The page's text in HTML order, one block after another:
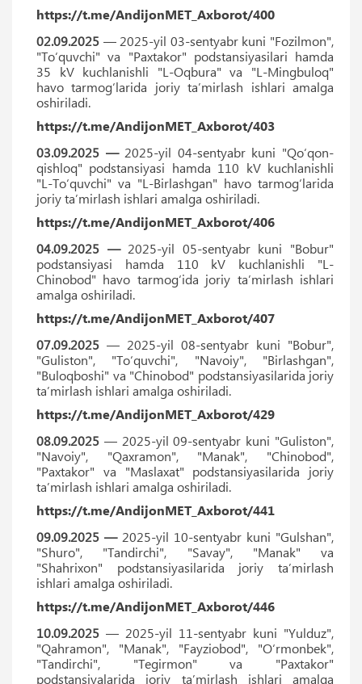
https://t.me/AndijonMET_Axborot/400
02.09.2025 — 2025-yil 03-sentyabr kuni "Fozilmon",
"Toʻquvchi" va "Paxtakor" podstansiyasilari hamda
35 kV kuchlanishli "L-Oqbura" va "L-Mingbuloq"
havo tarmogʻlarida joriy ta’mirlash ishlari amalga
oshiriladi.
https://t.me/AndijonMET_Axborot/403
03.09.2025 — 2025-yil 04-sentyabr kuni "Qoʻqon-
qishloq" podstansiyasi hamda 110 kV kuchlanishli
"L-Toʻquvchi" va "L-Birlashgan" havo tarmogʻlarida
joriy ta’mirlash ishlari amalga oshiriladi.
https://t.me/AndijonMET_Axborot/406
04.09.2025 — 2025-yil 05-sentyabr kuni "Bobur"
podstansiyasi hamda 110 kV kuchlanishli "L-
Chinobod" havo tarmogʻida joriy ta’mirlash ishlari
amalga oshiriladi.
https://t.me/AndijonMET_Axborot/407
07.09.2025 — 2025-yil 08-sentyabr kuni "Bobur",
"Guliston", "Toʻquvchi", "Navoiy", "Birlashgan",
"Buloqboshi" va "Chinobod" podstansiyasilarida joriy
ta’mirlash ishlari amalga oshiriladi.
https://t.me/AndijonMET_Axborot/429
08.09.2025 — 2025-yil 09-sentyabr kuni "Guliston",
"Navoiy", "Qaxramon", "Manak", "Chinobod",
"Paxtakor" va "Maslaxat" podstansiyasilarida joriy
ta’mirlash ishlari amalga oshiriladi.
https://t.me/AndijonMET_Axborot/441
09.09.2025 — 2025-yil 10-sentyabr kuni "Gulshan",
"Shuro", "Tandirchi", "Savay", "Manak" va
"Shahrixon" podstansiyasilarida joriy ta’mirlash
ishlari amalga oshiriladi.
https://t.me/AndijonMET_Axborot/446
10.09.2025 — 2025-yil 11-sentyabr kuni "Yulduz",
"Qahramon", "Manak", "Fayziobod", "Oʻrmonbek",
"Tandirchi", "Tegirmon" va "Paxtakor"
podstansiyalarida joriy ta’mirlash ishlari amalga